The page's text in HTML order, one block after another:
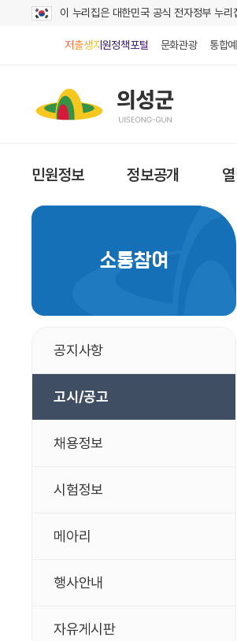
이 누리집은 대한민국 공식 전자정부 누리
저출생지원정책포털 문화관광 통합
민원정보 정보공개
소통참여
공지사항
고시/공고
채용정보
시험정보
메아리
행사안내
자유게시판